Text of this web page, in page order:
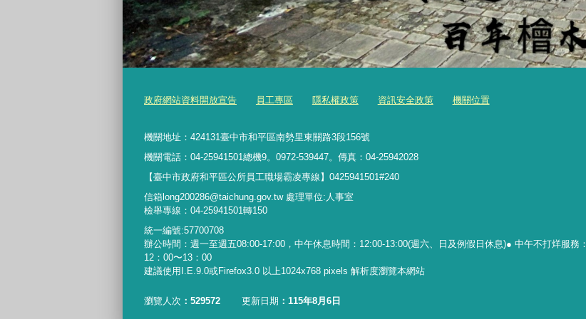
政府網站資料開放宣告 員工專區 隱私權政策 資訊安全政策 機關位置
機關地址：424131臺中市和平區南勢里東關路3段156號
機關電話：04-25941501總機9。0972-539447。傳真：04-25942028
【臺中市政府和平區公所員工職場霸凌專線】0425941501#240
信箱long200286@taichung.gov.tw 處理單位:人事室
檢舉專線：04-25941501轉150
統一編號:57700708
辦公時間：週一至週五08:00-17:00，中午休息時間：12:00-13:00(週六、日及例假日休息)● 中午不打烊服務：
12：00〜13：00
建議使用I.E.9.0或Firefox3.0 以上1024x768 pixels 解析度瀏覽本網站
瀏覽人次 529572 更新日期 115年8月6日